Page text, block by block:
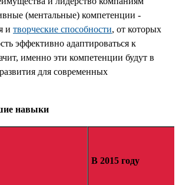
(ментальные) компетенции -
и творческие способности, от которых
эффективно адаптироваться к
именно эти компетенции будут в
для современных
навыки
В 2015 году